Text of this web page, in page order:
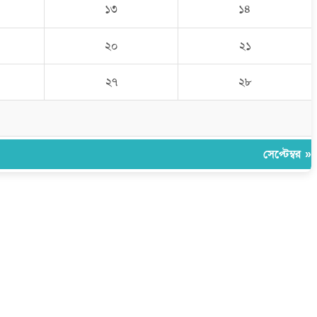
১৩ ১৪
২০ ২১
২৭ ২৮
সেপ্টেম্বর »